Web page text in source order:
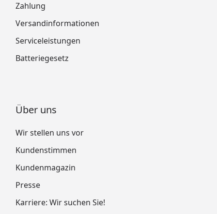
Zahlung
Versandinformationen
Serviceleistungen
Batteriegesetz
Über uns
Wir stellen uns vor
Kundenstimmen
Kundenmagazin
Presse
Karriere: Wir suchen Sie!